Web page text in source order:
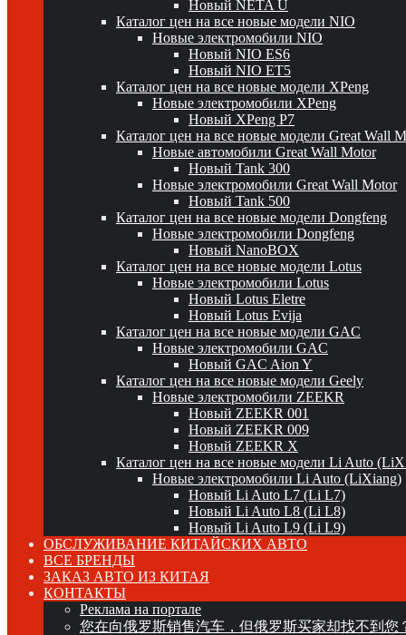
Новый NETA U
Каталог цен на все новые модели NIO
Новые электромобили NIO
Новый NIO ES6
Новый NIO ET5
Каталог цен на все новые модели XPeng
Новые электромобили XPeng
Новый XPeng P7
Каталог цен на все новые модели Great Wall
Новые автомобили Great Wall Motor
Новый Tank 300
Новые электромобили Great Wall Motor
Новый Tank 500
Каталог цен на все новые модели Dongfeng
Новые электромобили Dongfeng
Новый NanoBOX
Каталог цен на все новые модели Lotus
Новые электромобили Lotus
Новый Lotus Eletre
Новый Lotus Evija
Каталог цен на все новые модели GAC
Новые электромобили GAC
Новый GAC Aion Y
Каталог цен на все новые модели Geely
Новые электромобили ZEEKR
Новый ZEEKR 001
Новый ZEEKR 009
Новый ZEEKR X
Каталог цен на все новые модели Li Auto
Новые электромобили Li Auto (LiXiang)
Новый Li Auto L7 (Li L7)
Новый Li Auto L8 (Li L8)
Новый Li Auto L9 (Li L9)
ОБСЛУЖИВАНИЕ КИТАЙСКИХ АВТО
ВСЕ БРЕНДЫ
ЗАКАЗ АВТО ИЗ КИТАЯ
КОНТАКТЫ
Реклама на портале
您在向俄罗斯销售汽车，但俄罗斯买家却找不到您